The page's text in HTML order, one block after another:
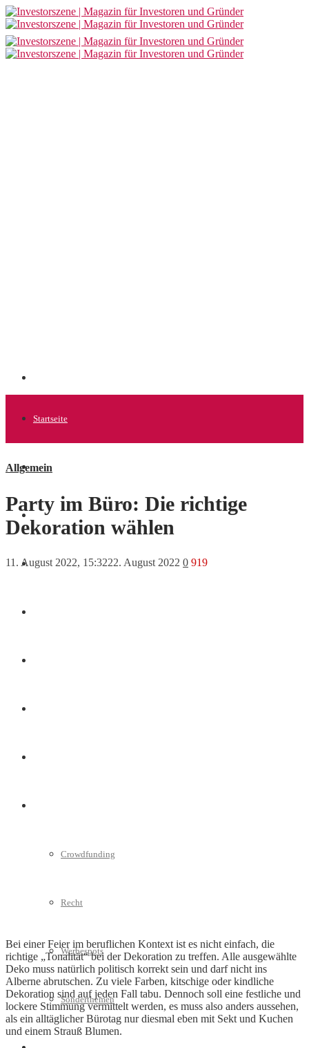
Startseite
Allgemein
Startups
News
Crowdfunding
Recht
Werbespots
Sonderthemen
Allgemein
Party im Büro: Die richtige
Dekoration wählen
11. August 2022, 15:3222. August 2022 0 919
Bei einer Feier im beruflichen Kontext ist es nicht einfach, die
richtige „Tonalität“ bei der Dekoration zu treffen. Alle ausgewählte
Deko muss natürlich politisch korrekt sein und darf nicht ins
Alberne abrutschen. Zu viele Farben, kitschige oder kindliche
Dekoration sind auf jeden Fall tabu. Dennoch soll eine festliche und
lockere Stimmung vermittelt werden, es muss also anders aussehen,
als ein alltäglicher Bürotag nur diesmal eben mit Sekt und Kuchen
und einem Strauß Blumen.